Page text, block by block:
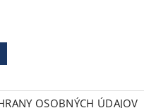
OSOBNÝCH ÚDAJOV